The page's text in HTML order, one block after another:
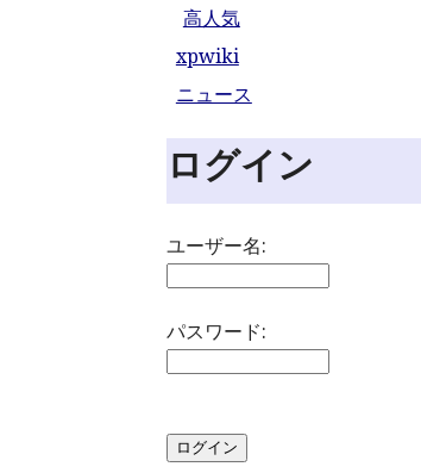
高人気
xpwiki
ニュース
ログイン
ユーザー名:
パスワード: